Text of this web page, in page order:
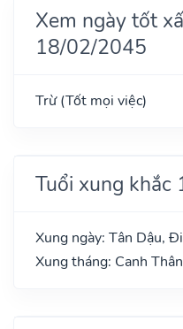
Xem ngày tốt
18/02/2045
Trừ (Tốt mọi việc)
Tuổi xung
Xung ngày: Tân Dậu,
Xung tháng: Canh